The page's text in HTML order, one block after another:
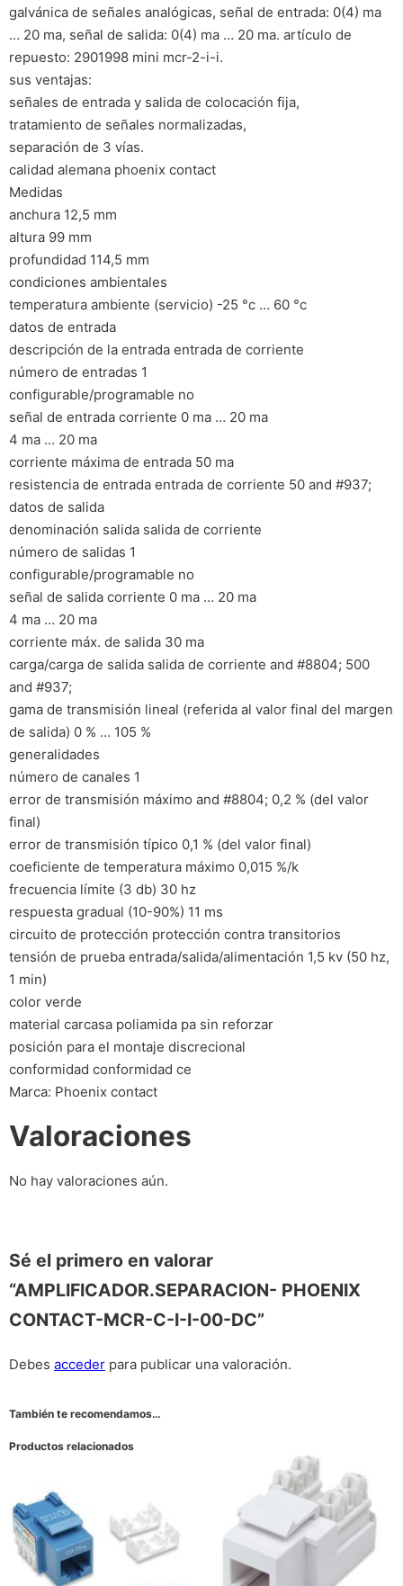
galvánica de señales analógicas, señal de entrada: 0(4) ma
… 20 ma, señal de salida: 0(4) ma … 20 ma. artículo de
repuesto: 2901998 mini mcr-2-i-i.
sus ventajas:
señales de entrada y salida de colocación fija,
tratamiento de señales normalizadas,
separación de 3 vías.
calidad alemana phoenix contact
Medidas
anchura 12,5 mm
altura 99 mm
profundidad 114,5 mm
condiciones ambientales
temperatura ambiente (servicio) -25 °c … 60 °c
datos de entrada
descripción de la entrada entrada de corriente
número de entradas 1
configurable/programable no
señal de entrada corriente 0 ma … 20 ma
4 ma … 20 ma
corriente máxima de entrada 50 ma
resistencia de entrada entrada de corriente 50 and #937;
datos de salida
denominación salida salida de corriente
número de salidas 1
configurable/programable no
señal de salida corriente 0 ma … 20 ma
4 ma … 20 ma
corriente máx. de salida 30 ma
carga/carga de salida salida de corriente and #8804; 500
and #937;
gama de transmisión lineal (referida al valor final del margen
de salida) 0 % … 105 %
generalidades
número de canales 1
error de transmisión máximo and #8804; 0,2 % (del valor
final)
error de transmisión típico 0,1 % (del valor final)
coeficiente de temperatura máximo 0,015 %/k
frecuencia límite (3 db) 30 hz
respuesta gradual (10-90%) 11 ms
circuito de protección protección contra transitorios
tensión de prueba entrada/salida/alimentación 1,5 kv (50 hz,
1 min)
color verde
material carcasa poliamida pa sin reforzar
posición para el montaje discrecional
conformidad conformidad ce
Marca: Phoenix contact
Valoraciones
No hay valoraciones aún.
Sé el primero en valorar
“AMPLIFICADOR.SEPARACION- PHOENIX
CONTACT-MCR-C-I-I-00-DC”
Debes acceder para publicar una valoración.
También te recomendamos…
Productos relacionados